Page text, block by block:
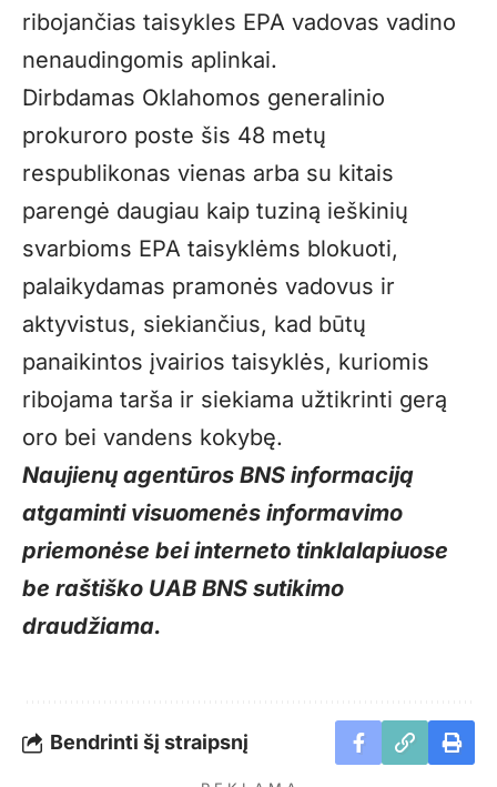
ribojančias taisykles EPA vadovas vadino
nenaudingomis aplinkai.
Dirbdamas Oklahomos generalinio
prokuroro poste šis 48 metų
respublikonas vienas arba su kitais
parengė daugiau kaip tuziną ieškinių
svarbioms EPA taisyklėms blokuoti,
palaikydamas pramonės vadovus ir
aktyvistus, siekiančius, kad būtų
panaikintos įvairios taisyklės, kuriomis
ribojama tarša ir siekiama užtikrinti gerą
oro bei vandens kokybę.
Naujienų agentūros BNS informaciją
atgaminti visuomenės informavimo
priemonėse bei interneto tinklalapiuose
be raštiško UAB BNS sutikimo
draudžiama.
Bendrinti šį straipsnį